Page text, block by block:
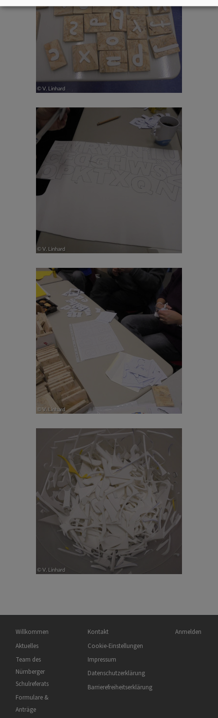
Hauptnavigation
Willkommen
Aktuelles
Team des
Nürnberger
Schulreferats
Formulare &
Anträge
Fußbereichsmenü
Kontakt
Cookie-Einstellungen
Impressum
Datenschutzerklärung
Barrierefreiheitserklärung
Anmelden